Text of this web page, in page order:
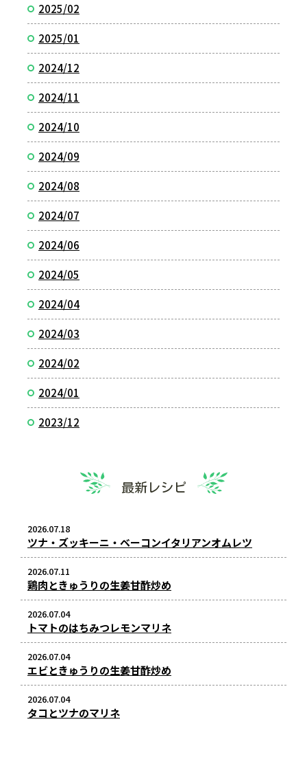
2025/02
2025/01
2024/12
2024/11
2024/10
2024/09
2024/08
2024/07
2024/06
2024/05
2024/04
2024/03
2024/02
2024/01
2023/12
最新レシピ
2026.07.18
ツナ・ズッキーニ・ベーコンイタリアンオムレツ
2026.07.11
鶏肉ときゅうりの生姜甘酢炒め
2026.07.04
トマトのはちみつレモンマリネ
2026.07.04
エビときゅうりの生姜甘酢炒め
2026.07.04
タコとツナのマリネ